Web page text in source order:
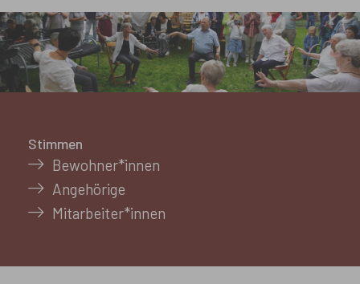
Stimmen
Bewohner*innen
Angehörige
Mitarbeiter*innen